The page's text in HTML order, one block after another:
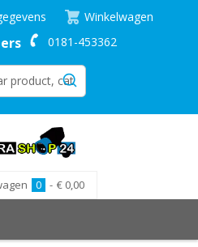
Winkelwagen
0181-453362
0 - € 0,00